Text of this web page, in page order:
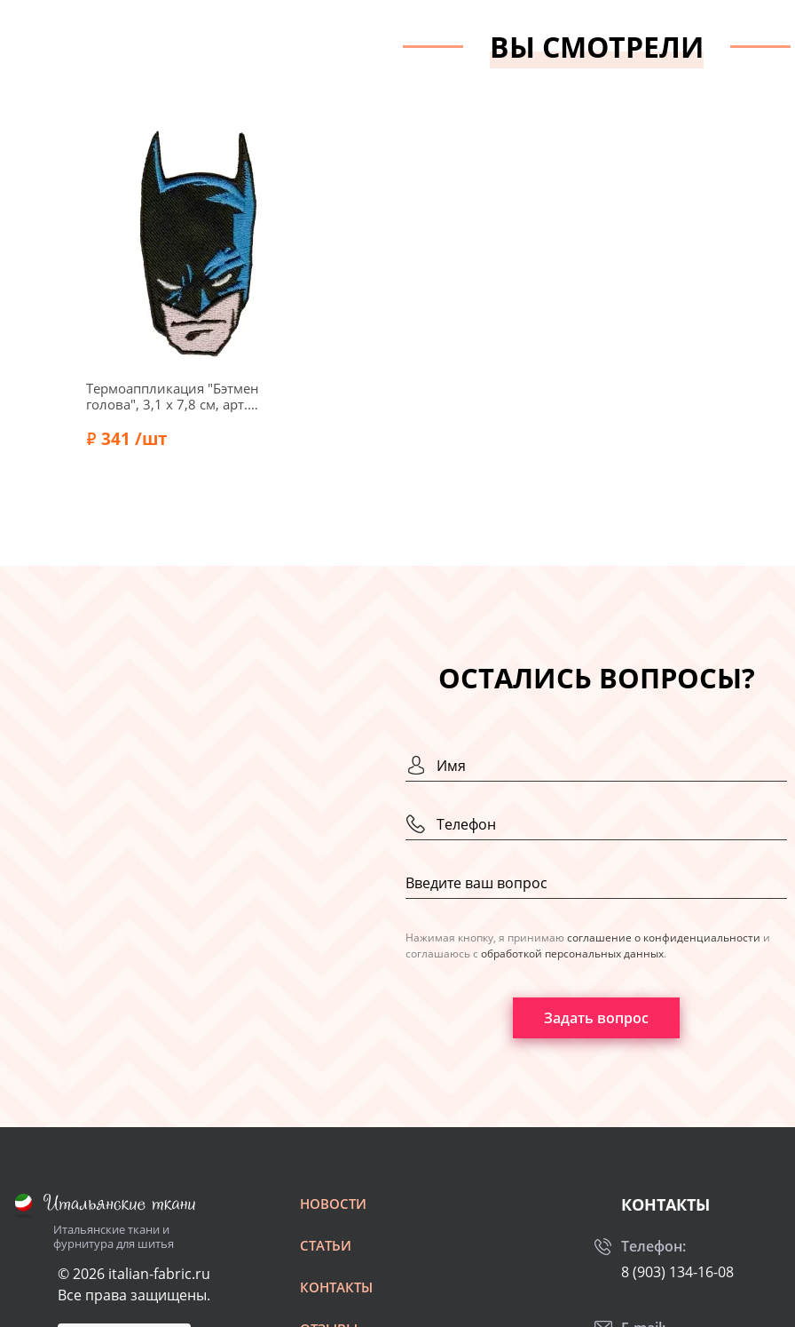
ВЫ СМОТРЕЛИ
Термоаппликация "Бэтмен
голова", 3,1 x 7,8 см, арт.
341 /шт
ОСТАЛИСЬ ВОПРОСЫ?
Нажимая кнопку, я принимаюсоглашение о конфиденциальности и
соглашаюсь с обработкой персональных данных.
Задать вопрос
Итальянские ткани и
фурнитура для шитья
© 2026 italian-fabric.ru
Все права защищены.
НОВОСТИ
СТАТЬИ
КОНТАКТЫ
КОНТАКТЫ
Телефон:
8 (903) 134-16-08